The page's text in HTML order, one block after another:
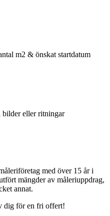
m2 & önskat startdatum
bilder eller ritningar
med över 15 år i
mängder av måleriuppdrag,
annat.
dig för en fri offert!